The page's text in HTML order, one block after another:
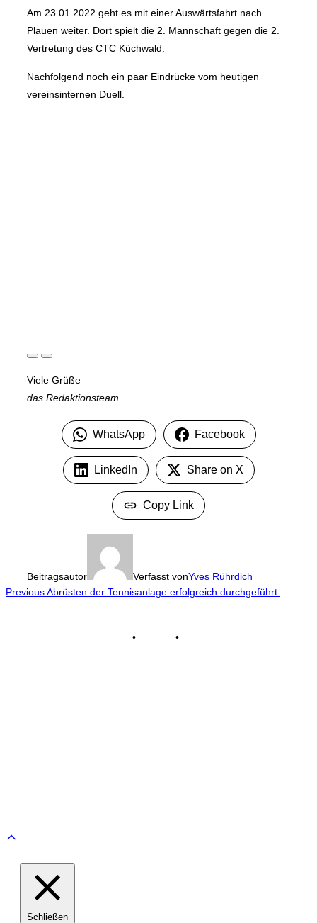
Am 23.01.2022 geht es mit einer Auswärtsfahrt nach
Plauen weiter. Dort spielt die 2. Mannschaft gegen die 2.
Vertretung des CTC Küchwald.
Nachfolgend noch ein paar Eindrücke vom heutigen
vereinsinternen Duell.
Viele Grüße
das Redaktionsteam
WhatsApp Facebook
LinkedIn Share on X
Copy Link
Beitragsautor Verfasst vonYves Rührdich
Beitragsnavigation
Previous
PreviousAbrüsten der Tennisanlage erfolgreich durchgeführt.
• •
Schließen